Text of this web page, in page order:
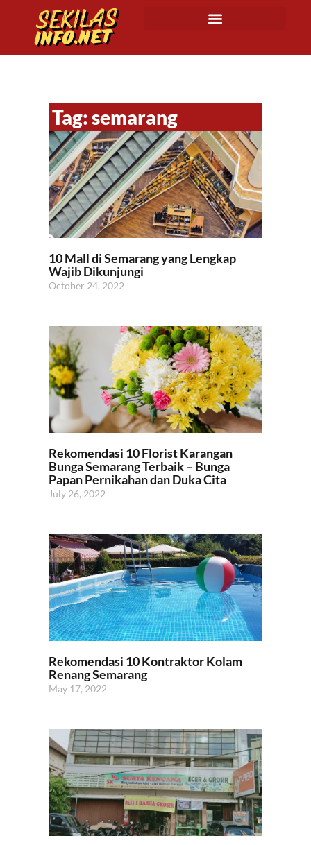
Tag: semarang
10 Mall di Semarang yang Lengkap
Wajib Dikunjungi
October 24, 2022
Rekomendasi 10 Florist Karangan
Bunga Semarang Terbaik – Bunga
Papan Pernikahan dan Duka Cita
July 26, 2022
Rekomendasi 10 Kontraktor Kolam
Renang Semarang
May 17, 2022